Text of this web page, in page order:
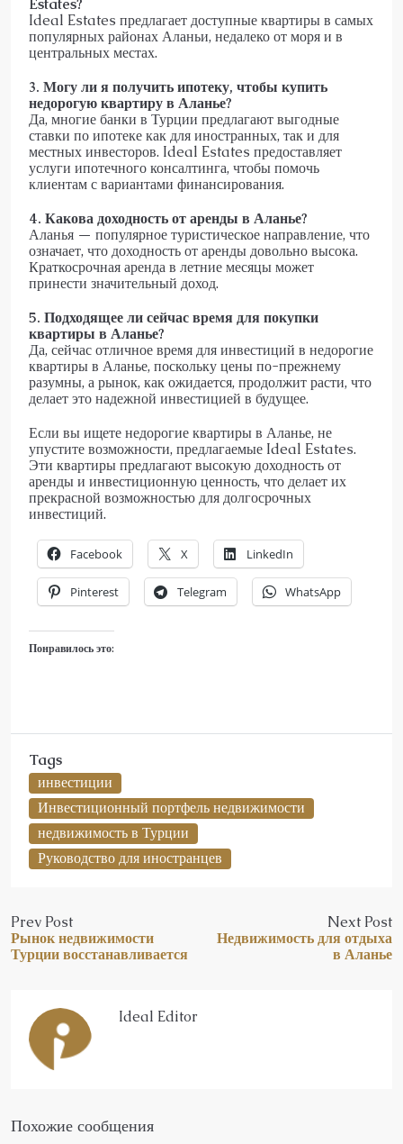
Estates?
Ideal Estates предлагает доступные квартиры в самых
популярных районах Аланьи, недалеко от моря и в
центральных местах.
3. Могу ли я получить ипотеку, чтобы купить
недорогую квартиру в Аланье?
Да, многие банки в Турции предлагают выгодные
ставки по ипотеке как для иностранных, так и для
местных инвесторов. Ideal Estates предоставляет
услуги ипотечного консалтинга, чтобы помочь
клиентам с вариантами финансирования.
4. Какова доходность от аренды в Аланье?
Аланья — популярное туристическое направление, что
означает, что доходность от аренды довольно высока.
Краткосрочная аренда в летние месяцы может
принести значительный доход.
5. Подходящее ли сейчас время для покупки
квартиры в Аланье?
Да, сейчас отличное время для инвестиций в недорогие
квартиры в Аланье, поскольку цены по-прежнему
разумны, а рынок, как ожидается, продолжит расти, что
делает это надежной инвестицией в будущее.
Если вы ищете недорогие квартиры в Аланье, не
упустите возможности, предлагаемые Ideal Estates.
Эти квартиры предлагают высокую доходность от
аренды и инвестиционную ценность, что делает их
прекрасной возможностью для долгосрочных
инвестиций.
Facebook X LinkedIn
Pinterest Telegram WhatsApp
Понравилось это:
Tags
инвестиции
Инвестиционный портфель недвижимости
недвижимость в Турции
Руководство для иностранцев
Prev Post
Рынок недвижимости
Турции восстанавливается
Next Post
Недвижимость для отдыха
в Аланье
Ideal Editor
Похожие сообщения